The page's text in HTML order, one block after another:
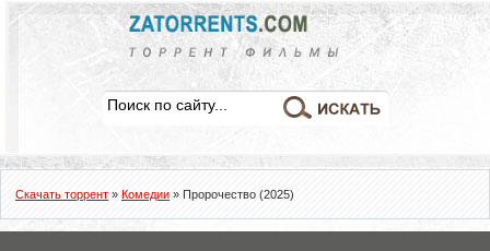
Скачать торрент » Комедии » Пророчество (2025)